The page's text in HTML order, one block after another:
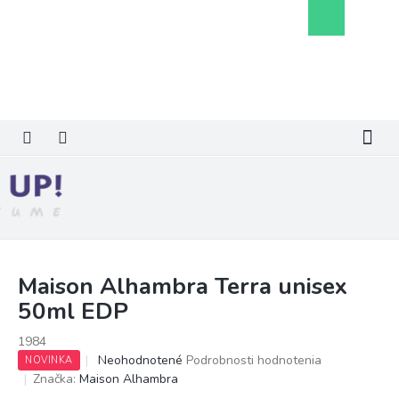
košík
Maison Alhambra Terra unisex
50ml EDP
1984
NOVINKA
Priemerné
hodnotenie
Neohodnotené Podrobnosti hodnotenia
Značka: Maison Alhambra